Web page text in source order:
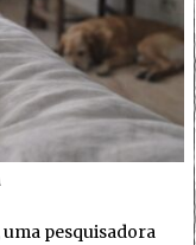
pesquisadora